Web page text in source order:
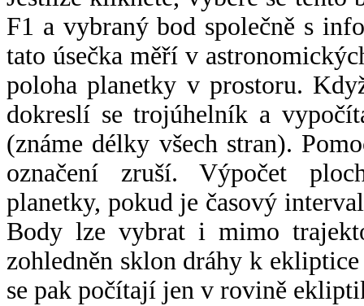
F1 a vybraný bod společně s
tato úsečka měří v
poloha planetky v prostoru.
dokreslí se trojúhelník a
(známe délky všech stran).
označení zruší. Výpočet
planetky, pokud je časový
Body lze vybrat i mimo
zohledněn sklon dráhy k
se pak počítají jen v rovině